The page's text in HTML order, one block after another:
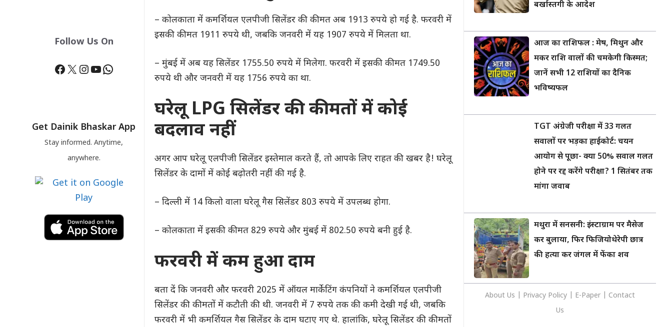
– कोलकाता में कमर्शियल एलपीजी सिलेंडर की कीमत अब 1913 रुपये हो गई है. फरवरी में
इसकी कीमत 1911 रुपये थी, जबकि जनवरी में यह 1907 रुपये में मिलता था.
– मुंबई में अब यह सिलेंडर 1755.50 रुपये में मिलेगा. फरवरी में इसकी कीमत 1749.50
रुपये थी और जनवरी में यह 1756 रुपये का था.
घरेलू LPG सिलेंडर की कीमतों में कोई
बदलाव नहीं
अगर आप घरेलू एलपीजी सिलेंडर इस्तेमाल करते हैं, तो आपके लिए राहत की खबर है! घरेलू
सिलेंडर के दामों में कोई बढ़ोतरी नहीं की गई है.
– दिल्ली में 14 किलो वाला घरेलू गैस सिलेंडर 803 रुपये में उपलब्ध होगा.
– कोलकाता में इसकी कीमत 829 रुपये और मुंबई में 802.50 रुपये बनी हुई है.
फरवरी में कम हुआ दाम
बता दें कि जनवरी और फरवरी 2025 में ऑयल मार्केटिंग कंपनियों ने कमर्शियल एलपीजी
सिलेंडर की कीमतों में कटौती की थी. जनवरी में 7 रुपये तक की कमी देखी गई थी, जबकि
फरवरी में भी कमर्शियल गैस सिलेंडर के दाम घटाए गए थे. हालांकि, घरेलू सिलेंडर की कीमतों
Follow Us On
Facebook
X Instagram
YouTube
WhatsApp
Get Dainik Bhaskar App
Stay informed. Anytime,
anywhere.
बर्खास्तगी के आदेश
आज का राशिफल : मेष, मिथुन और
मकर राशि वालों की चमकेगी किस्मत;
जानें सभी 12 राशियों का दैनिक
भविष्यफल
TGT अंग्रेजी परीक्षा में 33 गलत
सवालों पर भड़का हाईकोर्ट: चयन
आयोग से पूछा- क्या 50% सवाल गलत
होने पर रद्द करेंगे परीक्षा? 1 सितंबर तक
मांगा जवाब
मथुरा में सनसनी: इंस्टाग्राम पर मैसेज
कर बुलाया, फिर फिजियोथेरेपी छात्र
की हत्या कर जंगल में फेंका शव
About Us Privacy Policy E-Paper
Contact
Us